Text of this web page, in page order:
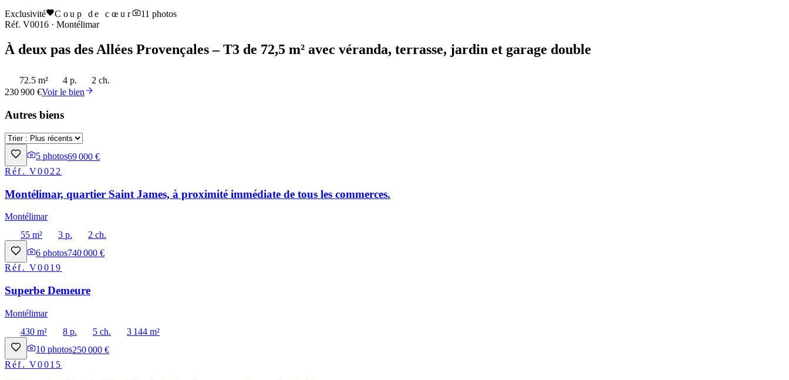
Exclusivité Coup de cœur 11 photos
Réf. V0016 · Montélimar
À deux pas des Allées Provençales – T3 de 72,5 m² avec véranda, terrasse, jardin et garage double
72.5 m² 4 p.
2 ch.
230 900 €Voir le bien
Autres biens
5 photos69 000 €
Réf.V0022
Montélimar, quartier Saint James, à proximité immédiate de tous les commerces.
Montélimar
55 m²
3 p.
2 ch.
6 photos740 000 €
Réf.V0019
Superbe Demeure
Montélimar
430 m²
8 p. 5 ch.
3 144 m²
10 photos250 000 €
Réf.V0015